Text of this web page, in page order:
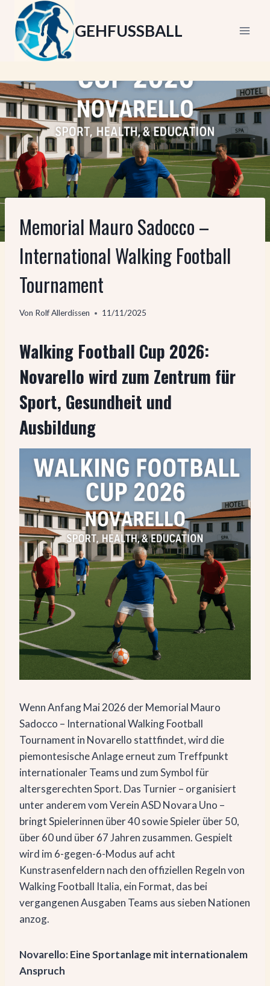
Inhalt
springen
GEHFUSSBALL
Memorial Mauro Sadocco –
International Walking Football
Tournament
Von Rolf Allerdissen 11/11/2025
Walking Football Cup 2026:
Novarello wird zum Zentrum für
Sport, Gesundheit und
Ausbildung
Wenn Anfang Mai 2026 der Memorial Mauro
Sadocco – International Walking Football
Tournament in Novarello stattfindet, wird die
piemontesische Anlage erneut zum Treffpunkt
internationaler Teams und zum Symbol für
altersgerechten Sport. Das Turnier – organisiert
unter anderem vom Verein ASD Novara Uno –
bringt Spielerinnen über 40 sowie Spieler über 50,
über 60 und über 67 Jahren zusammen. Gespielt
wird im 6-gegen-6-Modus auf acht
Kunstrasenfeldern nach den offiziellen Regeln von
Walking Football Italia, ein Format, das bei
vergangenen Ausgaben Teams aus sieben Nationen
anzog.
Novarello: Eine Sportanlage mit internationalem
Anspruch